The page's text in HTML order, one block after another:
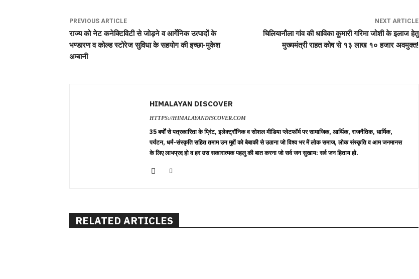
PREVIOUS ARTICLE
राज्य को नेट कनेक्टिविटी से जोड़ने व आर्गेनिक उत्पादों के
भण्डारण व कोल्ड स्टोरेज सुविधा के सहयोग की इच्छा-मुकेश
अम्बानी
NEXT ARTICLE
चिलियानौला गांव की धाविका कुमारी गरिमा जोशी के इलाज हेतु
मुख्यमंत्री राहत कोष से १३ लाख १० हजार अवमुक्त!
HIMALAYAN DISCOVER
HTTPS://HIMALAYANDISCOVER.COM
35 बर्षों से पत्रकारिता के प्रिंट, इलेक्ट्रॉनिक व सोशल मीडिया प्लेटफॉर्म पर सामाजिक, आर्थिक, राजनैतिक, धार्मिक,
पर्यटन, धर्म-संस्कृति सहित तमाम उन मुद्दों को बेबाकी से उठाना जो विश्व भर में लोक समाज, लोक संस्कृति व आम जनमानस
के लिए लाभप्रद हो व हर उस सकारात्मक पहलु की बात करना जो सर्व जन सुखाय: सर्व जन हिताय हो.
RELATED ARTICLES